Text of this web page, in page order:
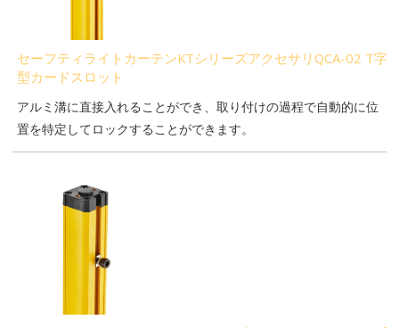
セーフティライトカーテンKTシリーズアクセサリQCA-02 T字
型カードスロット
アルミ溝に直接入れることができ、取り付けの過程で自動的に位
置を特定してロックすることができます。